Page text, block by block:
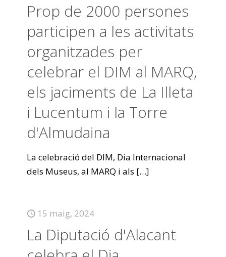
Prop de 2000 persones
participen a les activitats
organitzades per
celebrar el DIM al MARQ,
els jaciments de La Illeta
i Lucentum i la Torre
d'Almudaina
La celebració del DIM, Dia Internacional
dels Museus, al MARQ i als […]
15 maig, 2024
La Diputació d'Alacant